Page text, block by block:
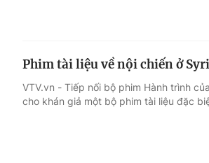
Phim tài liệu về nội chiến ở
VTV.vn - Tiếp nối bộ phim Hành trình
cho khán giả một bộ phim tài liệu đặc